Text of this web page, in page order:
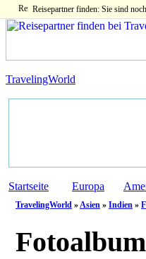
Reisepartner finden: Sie sind
TravelingWorld
Startseite Europa
TravelingWorld »Asien » Indien »